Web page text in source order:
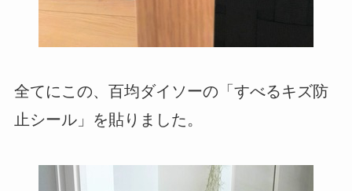
全てにこの、百均ダイソーの「すべるキズ防
止シール」を貼りました。